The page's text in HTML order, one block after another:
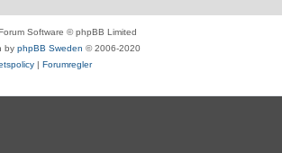
Software © phpBB Limited
by phpBB Sweden © 2006-2020
| Forumregler